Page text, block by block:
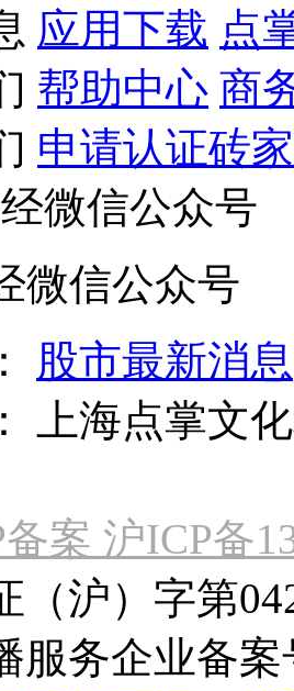
应用下载 点
帮助中心 商
申请认证砖家
微信公众号
股市最新消息
上海点掌文
案 沪ICP备
（沪）字第
服务企业备案